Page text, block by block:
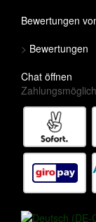
Bewertungen
> Bewertungen
Chat öffnen